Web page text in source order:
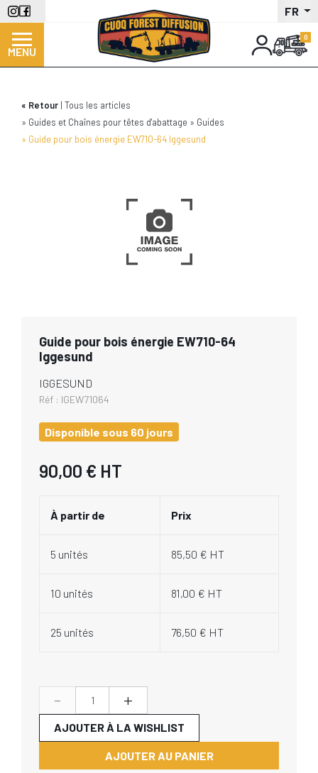
Aller
au
contenu
principal
FR
MENU
Retour Tous les articles
Guides et Chaînes pour têtes d'abattage
Guides
Guide pour bois énergie EW710-64 Iggesund
Guide pour bois énergie EW710-64
Iggesund
IGGESUND
Réf : IGEW71064
Disponible sous 60 jours
90,00 € HT
À partir de Prix
5 unités 85,50 € HT
10 unités 81,00 € HT
25 unités 76,50 € HT
- +
AJOUTER AU PANIER
AJOUTER À LA WISHLIST